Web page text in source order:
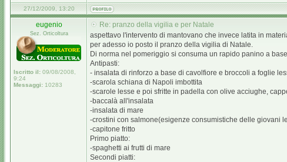
27/12/2009, 13:20
eugenio
Sez. Orticoltura
Iscritto il: 09/08/2008,
9:24
Messaggi: 10283
Re: pranzo della vigilia e per Natale
aspettavo l'intervento di mantovano che invece latita in
per adesso io posto il pranzo della vigilia di Natale.
Di norma nel pomeriggio si consuma un rapido panino a
Antipasti:
- insalata di rinforzo a base di cavolfiore e broccoli a foglie
-scarola schiana di Napoli imbottita
-scarole lesse e poi sfritte in padella con olive acciughe,
-baccalà all'insalata
-insalata di mare
-crostini con salmone(esigenze consumistiche delle giovani
-capitone fritto
Primo piatto:
-spaghetti ai frutti di mare
Secondi piatti: